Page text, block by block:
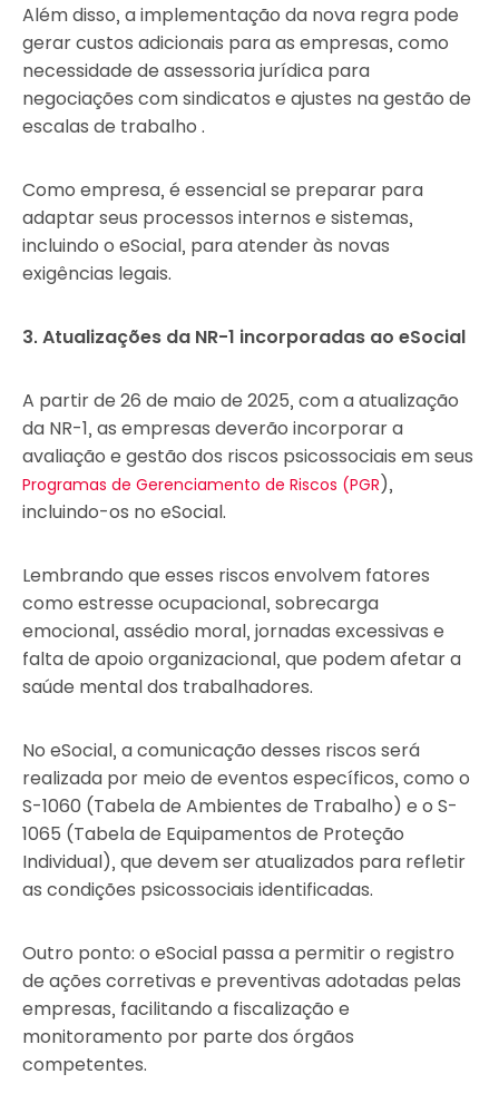
Além disso, a implementação da nova regra pode
gerar custos adicionais para as empresas, como
necessidade de assessoria jurídica para
negociações com sindicatos e ajustes na gestão de
escalas de trabalho .
Como empresa, é essencial se preparar para
adaptar seus processos internos e sistemas,
incluindo o eSocial, para atender às novas
exigências legais.
3. Atualizações da NR-1 incorporadas ao eSocial
A partir de 26 de maio de 2025, com a atualização
da NR-1, as empresas deverão incorporar a
avaliação e gestão dos riscos psicossociais em seus
Programas de Gerenciamento de Riscos (PGR),
incluindo-os no eSocial.
Lembrando que esses riscos envolvem fatores
como estresse ocupacional, sobrecarga
emocional, assédio moral, jornadas excessivas e
falta de apoio organizacional, que podem afetar a
saúde mental dos trabalhadores.
No eSocial, a comunicação desses riscos será
realizada por meio de eventos específicos, como o
S-1060 (Tabela de Ambientes de Trabalho) e o S-
1065 (Tabela de Equipamentos de Proteção
Individual), que devem ser atualizados para refletir
as condições psicossociais identificadas.
Outro ponto: o eSocial passa a permitir o registro
de ações corretivas e preventivas adotadas pelas
empresas, facilitando a fiscalização e
monitoramento por parte dos órgãos
competentes.